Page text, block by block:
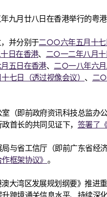
月廿八日在香港举行的粤
并分别于二○○六年五月十七
日在香港、 二○一二年八月
五日在香港、 二○一八年六
七日（透过视像会议） 、 二○
（即前政府资讯科技总监
首长的共同见证下， 签署了
与省工信厅（即前广东省
框架协议》 。
大湾区发展规划纲要》推进
跨境通关信息水平、持续深